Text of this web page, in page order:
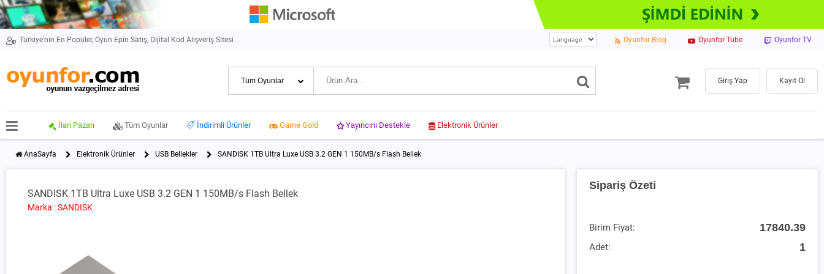
Türkiye'nin En Popüler, Oyun Epin Satış, Dijital Kod Alışveriş Sitesi Oyunfor Blog Oyunfor Tube Oyunfor TV
Giriş Yap Kayıt Ol
İlan Pazarı Tüm Oyunlar İndirimli Ürünler Game Gold Yayıncını Destekle Elektronik Ürünler
AnaSayfa Elektronik Ürünler USB Bellekler SANDISK 1TB Ultra Luxe USB 3.2 GEN 1 150MB/s Flash Bellek
SANDISK 1TB Ultra Luxe USB 3.2 GEN 1 150MB/s Flash Bellek
Marka : SANDISK
Sipariş Özeti
Birim Fiyat: 17840.39
Adet: 1